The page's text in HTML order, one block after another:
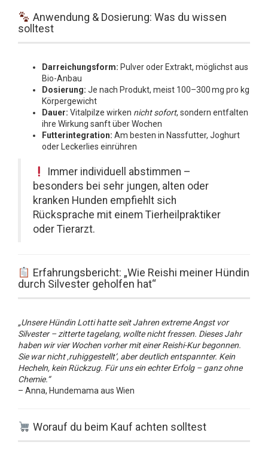
Anwendung & Dosierung: Was du wissen
solltest
Darreichungsform: Pulver oder Extrakt, möglichst aus
Bio-Anbau
Dosierung: Je nach Produkt, meist 100–300 mg pro kg
Körpergewicht
Dauer: Vitalpilze wirken nicht sofort, sondern entfalten
ihre Wirkung sanft über Wochen
Futterintegration: Am besten in Nassfutter, Joghurt
oder Leckerlies einrühren
Immer individuell abstimmen –
besonders bei sehr jungen, alten oder
kranken Hunden empfiehlt sich
Rücksprache mit einem Tierheilpraktiker
oder Tierarzt.
Erfahrungsbericht: „Wie Reishi meiner Hündin
durch Silvester geholfen hat“
„Unsere Hündin Lotti hatte seit Jahren extreme Angst vor
Silvester – zitterte tagelang, wollte nicht fressen. Dieses Jahr
haben wir vier Wochen vorher mit einer Reishi-Kur begonnen.
Sie war nicht ‚ruhiggestellt‘, aber deutlich entspannter. Kein
Hecheln, kein Rückzug. Für uns ein echter Erfolg – ganz ohne
Chemie.“
– Anna, Hundemama aus Wien
Worauf du beim Kauf achten solltest